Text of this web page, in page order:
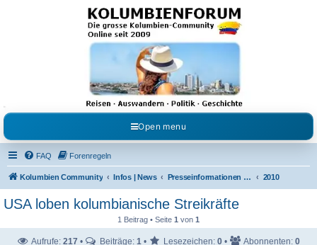
Kolumbienforum - Das
grosse Forum der
Freunde Kolumbiens
Reisen, Auswandern, Kultur, Politik, Geschichte und Visum in Kolumbien und Venezuela.
Austausch, Erfahrungen und Gemeinschaft im Kolumbienforum
Open menu
FAQ Forenregeln
Kolumbien Community Infos | News Presseinformationen & Neuigkeiten 2010
USA loben kolumbianische Streikräfte
1 Beitrag • Seite 1 von 1
Aufrufe: 217 • Beiträge: 1 • Lesezeichen: 0 • Abonnenten: 0